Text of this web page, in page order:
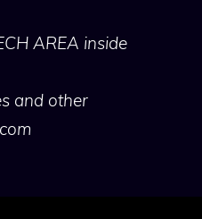
AREA inside
and other